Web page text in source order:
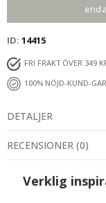
ID 14415
FRI FRAKT ÖVER 349
100% NÖJD-KUND-
DETALJER
RECENSIONER (0)
Verklig